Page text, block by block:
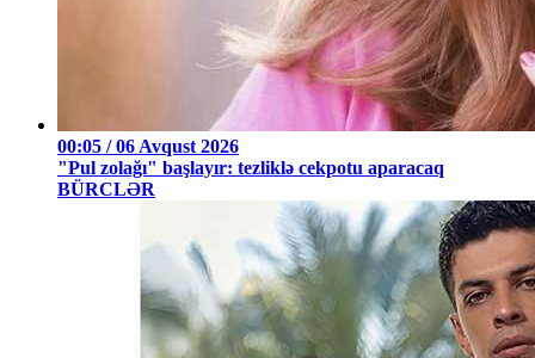
00:05 / 06 Avqust 2026
"Pul zolağı" başlayır: tezliklə cekpotu aparacaq
BÜRCLƏR